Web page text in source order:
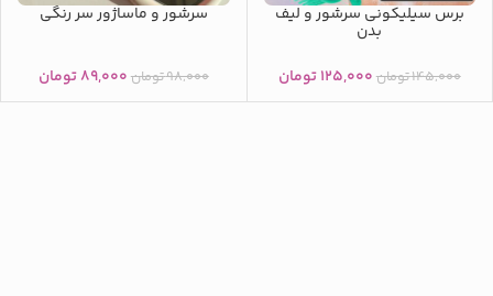
برس سیلیکونی سرشور و لیف
بدن
۱۴۵,۰۰۰تومان ۱۲۵,۰۰۰تومان
سرشور و ماساژور سر رنگی
۹۸,۰۰۰تومان ۸۹,۰۰۰تومان